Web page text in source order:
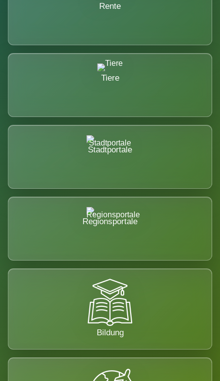
Rente
Tiere
Stadtportale
Regionsportale
Bildung